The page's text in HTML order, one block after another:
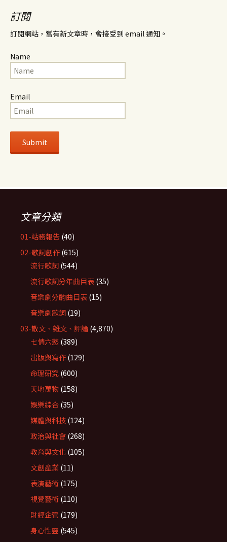
訂閱
訂閱網站，當有新文章時，會接受到 email 通知。
Name
Email
文章分類
01-站務報告 (40)
02-歌詞創作 (615)
流行歌詞 (544)
流行歌詞分年曲目表 (35)
音樂劇分齣曲目表 (15)
音樂劇歌詞 (19)
03-散文、雜文、評論 (4,870)
七情六慾 (389)
出版與寫作 (129)
命理研究 (600)
天地萬物 (158)
娛樂綜合 (35)
媒體與科技 (124)
政治與社會 (268)
教育與文化 (105)
文創產業 (11)
表演藝術 (175)
視覺藝術 (110)
財經企管 (179)
身心性靈 (545)